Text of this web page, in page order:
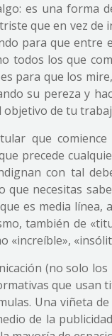
es una forma
que en vez
para que entre
todos los que
para que los
su pereza y
objetivo de tu
que
precede
con tal
que necesitas
es media
también de
«increíble»,
(no solo
que usan
Una viñeta
de la